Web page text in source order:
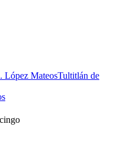
López MateosTultitlán de